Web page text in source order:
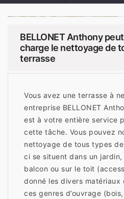
BELLONET Anthony
charge le nettoyage de
terrasse
Vous avez une terrasse à
entreprise BELLONET
est à votre entière service
cette tâche. Vous pouvez
nettoyage de tous types
ci se situent dans un
balcon ou sur le toit
donné les divers
ces genres d’ouvrage